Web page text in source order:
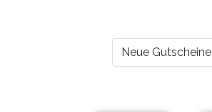
Neue Gutscheine